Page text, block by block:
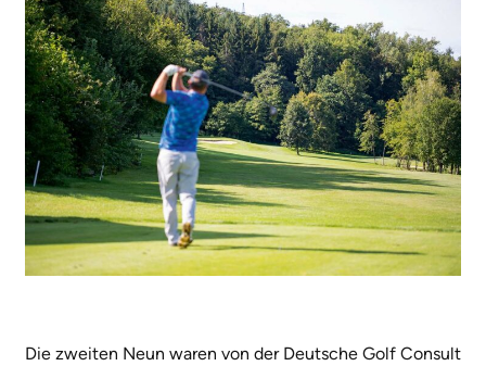
Die zweiten Neun waren von der Deutsche Golf Consult